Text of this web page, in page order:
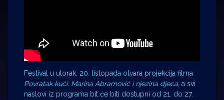
Festival u utorak, 20. listopada otvara projekcija filma
Povratak kući: Marina Abramović i njezina djeca , a svi
naslovi iz programa bit će biti dostupni od 21. do 27.